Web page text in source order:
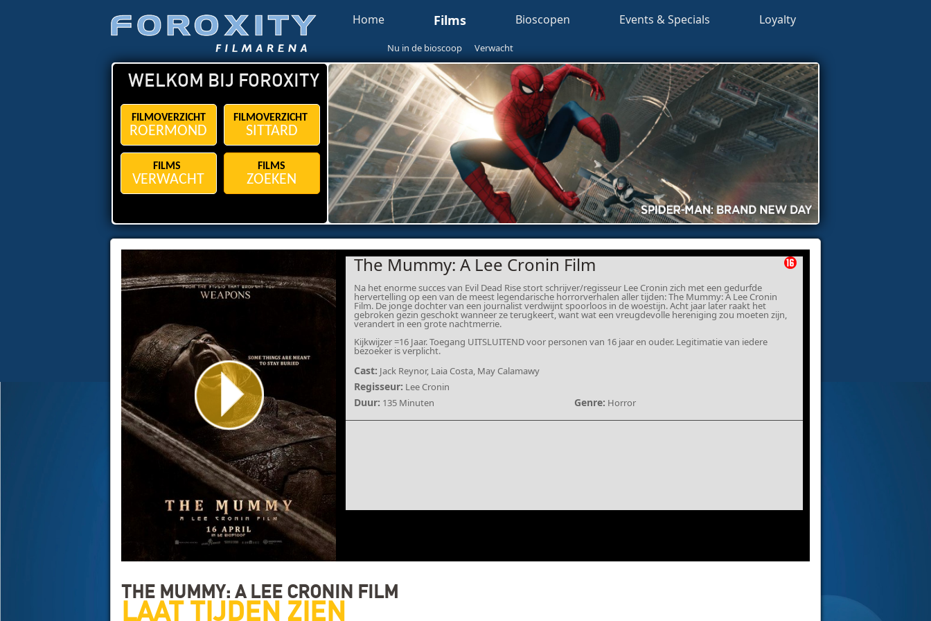
Home Films Bioscopen Events & Specials Loyalty
Nu in de bioscoop Verwacht
WELKOM BIJ FOROXITY
FILMOVERZICHT
ROERMOND
FILMOVERZICHT
SITTARD
FILMS
VERWACHT
FILMS
ZOEKEN
The Mummy: A Lee Cronin Film
Na het enorme succes van Evil Dead Rise stort schrijver/regisseur Lee Cronin zich met een gedurfde
hervertelling op een van de meest legendarische horrorverhalen aller tijden: The Mummy: A Lee Cronin
Film. De jonge dochter van een journalist verdwijnt spoorloos in de woestijn. Acht jaar later raakt het
gebroken gezin geschokt wanneer ze terugkeert, want wat een vreugdevolle hereniging zou moeten zijn,
verandert in een grote nachtmerrie.
Kijkwijzer =16 Jaar. Toegang UITSLUITEND voor personen van 16 jaar en ouder. Legitimatie van iedere
bezoeker is verplicht.
Cast: Jack Reynor, Laia Costa, May Calamawy
Regisseur: Lee Cronin
Duur: 135 Minuten Genre: Horror
THE MUMMY: A LEE CRONIN FILM
LAAT TIJDEN ZIEN